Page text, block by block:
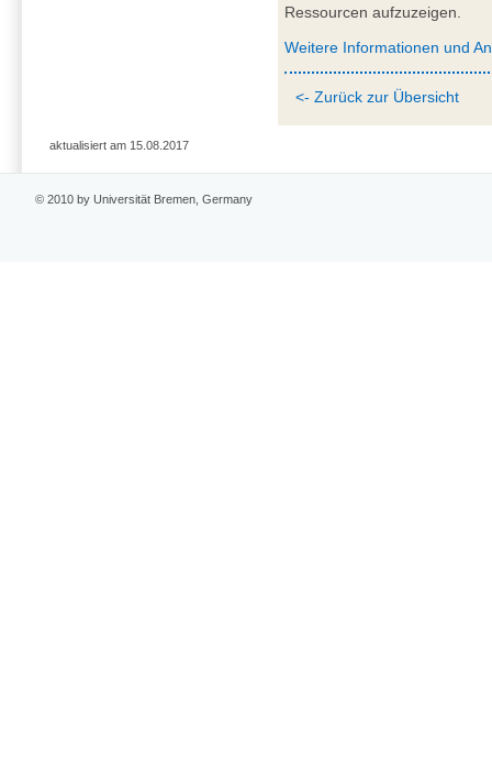
Ressourcen aufzuzeigen.
Weitere Informationen und
<- Zurück zur Übersicht
aktualisiert am 15.08.2017
© 2010 by Universität Bremen, Germany